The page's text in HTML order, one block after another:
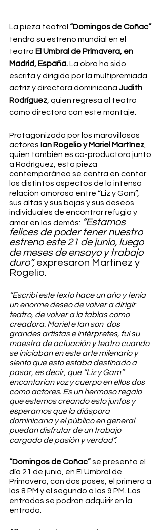
La pieza teatral “Domingos de Coñac”
tendrá su estreno mundial en el
teatro El Umbral de Primavera, en
Madrid, España. La obra ha sido
escrita y dirigida por la multipremiada
actriz y directora dominicana Judith
Rodríguez , quien regresa al teatro
como directora con este montaje.
Protagonizada por los maravillosos
actores Ian Rogelio y Mariel Martínez
quien también es co-productora junto
a Rodríguez, esta pieza
contemporánea se centra en contar
los distintos aspectos de la intensa
relación amorosa entre “Liz y Gam”,
sus altas y sus bajas y sus deseos
individuales de encontrar refugio y
amor en los demás: “Estamos
felices de poder tener nuestro
estreno este 21 de junio, luego
de meses de ensayo y trabajo
duro”, expresaron Martinez y
Rogelio.
“Escribí este texto hace un año y tenía
un enorme deseo de volver a dirigir
teatro, de volver a la tablas como
creadora. Mariel e Ian son  dos
grandes artistas e intérpretes, fui su
maestra de actuación y teatro cuando
se iniciaban en este arte milenario y
siento que esto estaba destinado a
pasar, es decir, que “Liz y Gam”
encantarían voz y cuerpo en ellos dos
como actores. Es un hermoso regalo
que estemos creando esto juntos y
esperamos que la diáspora
dominicana y el público en general
puedan disfrutar de un trabajo
cargado de pasión y verdad”.
“Domingos de Coñac” se presenta el
día 21 de junio, en El Umbral de
Primavera, con dos pases, el primero a
las 8 PM y el segundo a las 9 PM. Las
entradas se podrán adquirir en la
entrada.